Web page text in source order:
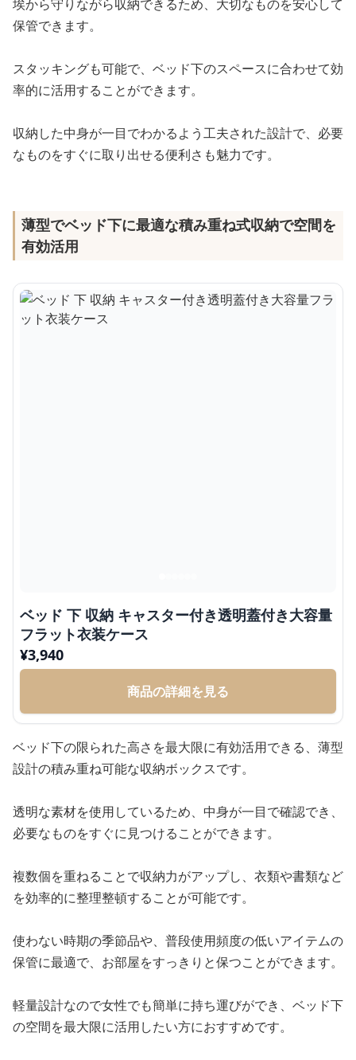
埃から守りながら収納できるため、大切なものを安心して
保管できます。
スタッキングも可能で、ベッド下のスペースに合わせて効
率的に活用することができます。
収納した中身が一目でわかるよう工夫された設計で、必要
なものをすぐに取り出せる便利さも魅力です。
薄型でベッド下に最適な積み重ね式収納で空間を
有効活用
ベッド 下 収納 キャスター付き透明蓋付き大容量
フラット衣装ケース
¥3,940
商品の詳細を見る
ベッド下の限られた高さを最大限に有効活用できる、薄型
設計の積み重ね可能な収納ボックスです。
透明な素材を使用しているため、中身が一目で確認でき、
必要なものをすぐに見つけることができます。
複数個を重ねることで収納力がアップし、衣類や書類など
を効率的に整理整頓することが可能です。
使わない時期の季節品や、普段使用頻度の低いアイテムの
保管に最適で、お部屋をすっきりと保つことができます。
軽量設計なので女性でも簡単に持ち運びができ、ベッド下
の空間を最大限に活用したい方におすすめです。